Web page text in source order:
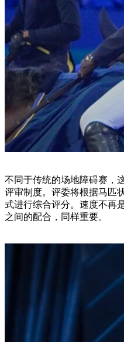
不同于传统的场地障碍赛，
评审制度。评委将根据马匹
式进行综合评分。速度不再
之间的配合，同样重要。